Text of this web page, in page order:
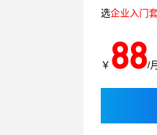
选企业入门
￥ 88/